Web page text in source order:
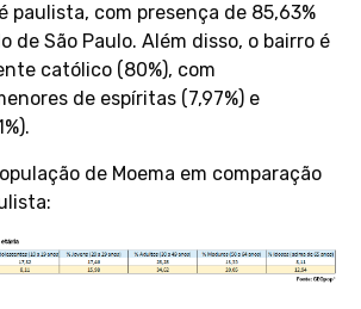
paulista, com presença de 85,63%
de São Paulo. Além disso, o bairro é
católico (80%), com
de espíritas (7,97%) e
de Moema em comparação